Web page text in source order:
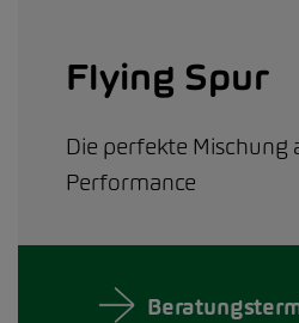
Flying Spur
Die perfekte Mischung
Performance